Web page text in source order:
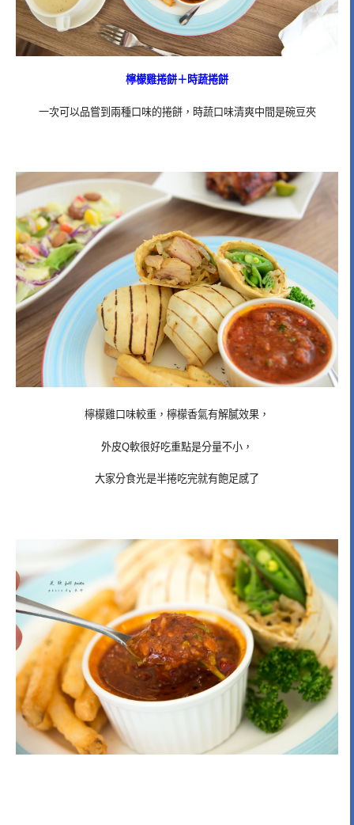
檸檬雞捲餅＋時蔬捲餅
一次可以品嘗到兩種口味的捲餅，時蔬口味清爽中間是碗豆夾
檸檬雞口味較重，檸檬香氣有解膩效果，
外皮Q軟很好吃重點是分量不小，
大家分食光是半捲吃完就有飽足感了